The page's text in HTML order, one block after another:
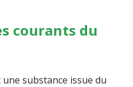
courants du
substance issue du